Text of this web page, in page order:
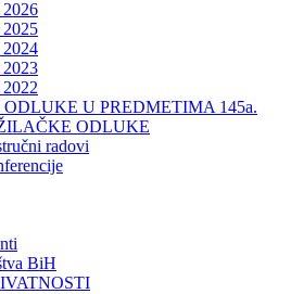
U PREDMETIMA 145a.
ODLUKE
radovi
BiH